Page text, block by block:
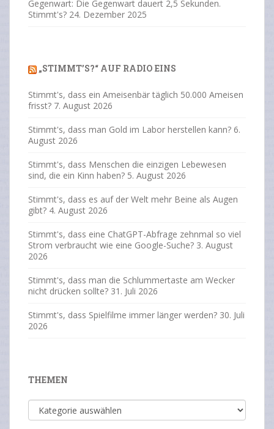
Gegenwart: Die Gegenwart dauert 2,5 Sekunden.
Stimmt's? 24. Dezember 2025
„STIMMT’S?“ AUF RADIO EINS
Stimmt's, dass ein Ameisenbär täglich 50.000 Ameisen
frisst? 7. August 2026
Stimmt's, dass man Gold im Labor herstellen kann? 6.
August 2026
Stimmt's, dass Menschen die einzigen Lebewesen
sind, die ein Kinn haben? 5. August 2026
Stimmt's, dass es auf der Welt mehr Beine als Augen
gibt? 4. August 2026
Stimmt's, dass eine ChatGPT-Abfrage zehnmal so viel
Strom verbraucht wie eine Google-Suche? 3. August
2026
Stimmt's, dass man die Schlummertaste am Wecker
nicht drücken sollte? 31. Juli 2026
Stimmt's, dass Spielfilme immer länger werden? 30. Juli
2026
THEMEN
Themen